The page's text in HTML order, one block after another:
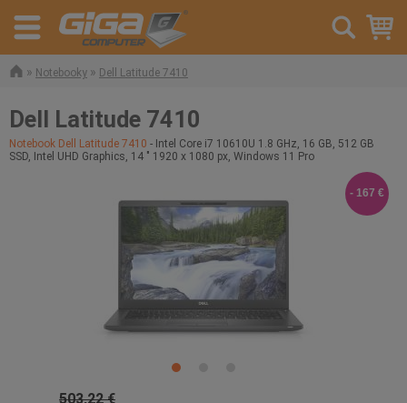
» Notebooky » Dell Latitude 7410
Dell Latitude 7410
Notebook Dell Latitude 7410 - Intel Core i7 10610U 1.8 GHz, 16 GB, 512 GB
SSD, Intel UHD Graphics, 14 " 1920 x 1080 px, Windows 11 Pro
503,22 €
- 167 €